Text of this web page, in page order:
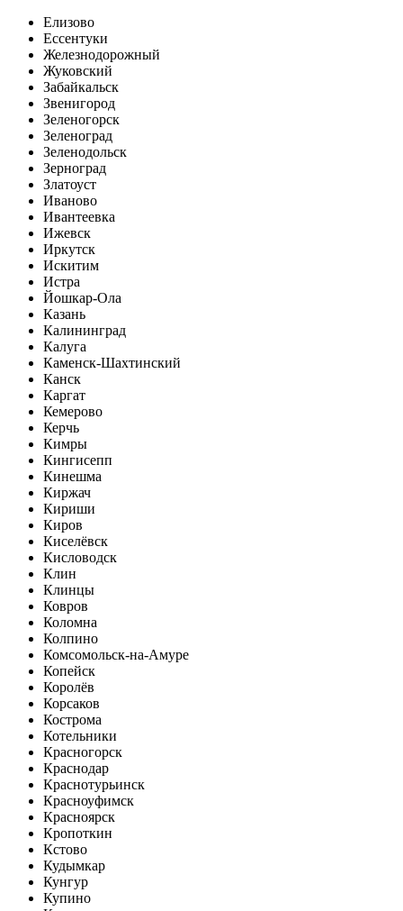
Елизово
Ессентуки
Железнодорожный
Жуковский
Забайкальск
Звенигород
Зеленогорск
Зеленоград
Зеленодольск
Зерноград
Златоуст
Иваново
Ивантеевка
Ижевск
Иркутск
Искитим
Истра
Йошкар-Ола
Казань
Калининград
Калуга
Каменск-Шахтинский
Канск
Каргат
Кемерово
Керчь
Кимры
Кингисепп
Кинешма
Киржач
Кириши
Киров
Киселёвск
Кисловодск
Клин
Клинцы
Ковров
Коломна
Колпино
Комсомольск-на-Амуре
Копейск
Королёв
Корсаков
Кострома
Котельники
Красногорск
Краснодар
Краснотурьинск
Красноуфимск
Красноярск
Кропоткин
Кстово
Кудымкар
Кунгур
Купино